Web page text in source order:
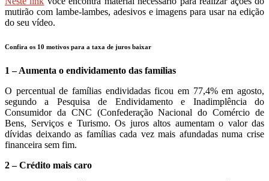
mutirão com lambe-lambes, adesivos e imagens para usar na edição
do seu vídeo.
Confira os 10 motivos para a taxa de juros baixar
1 – Aumenta o endividamento das famílias
O percentual de famílias endividadas ficou em 77,4% em agosto,
segundo a Pesquisa de Endividamento e Inadimplência do
Consumidor da CNC (Confederação Nacional do Comércio de
Bens, Serviços e Turismo. Os juros altos aumentam o valor das
dívidas deixando as famílias cada vez mais afundadas numa crise
financeira sem fim.
2 – Crédito mais caro